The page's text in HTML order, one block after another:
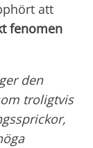
att
fenomen
den
troligtvis